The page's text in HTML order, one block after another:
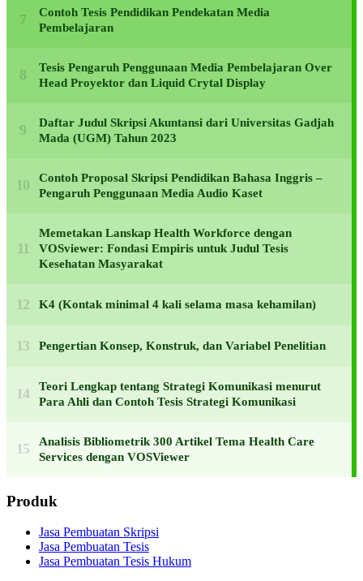
Contoh Tesis Pendidikan Pendekatan Media
Pembelajaran
Tesis Pengaruh Penggunaan Media Pembelajaran Over
Head Proyektor dan Liquid Crytal Display
Daftar Judul Skripsi Akuntansi dari Universitas Gadjah
Mada (UGM) Tahun 2023
Contoh Proposal Skripsi Pendidikan Bahasa Inggris –
Pengaruh Penggunaan Media Audio Kaset
Memetakan Lanskap Health Workforce dengan
VOSviewer: Fondasi Empiris untuk Judul Tesis
Kesehatan Masyarakat
K4 (Kontak minimal 4 kali selama masa kehamilan)
Pengertian Konsep, Konstruk, dan Variabel Penelitian
Teori Lengkap tentang Strategi Komunikasi menurut
Para Ahli dan Contoh Tesis Strategi Komunikasi
Analisis Bibliometrik 300 Artikel Tema Health Care
Services dengan VOSViewer
Produk
Jasa Pembuatan Skripsi
Jasa Pembuatan Tesis
Jasa Pembuatan Tesis Hukum